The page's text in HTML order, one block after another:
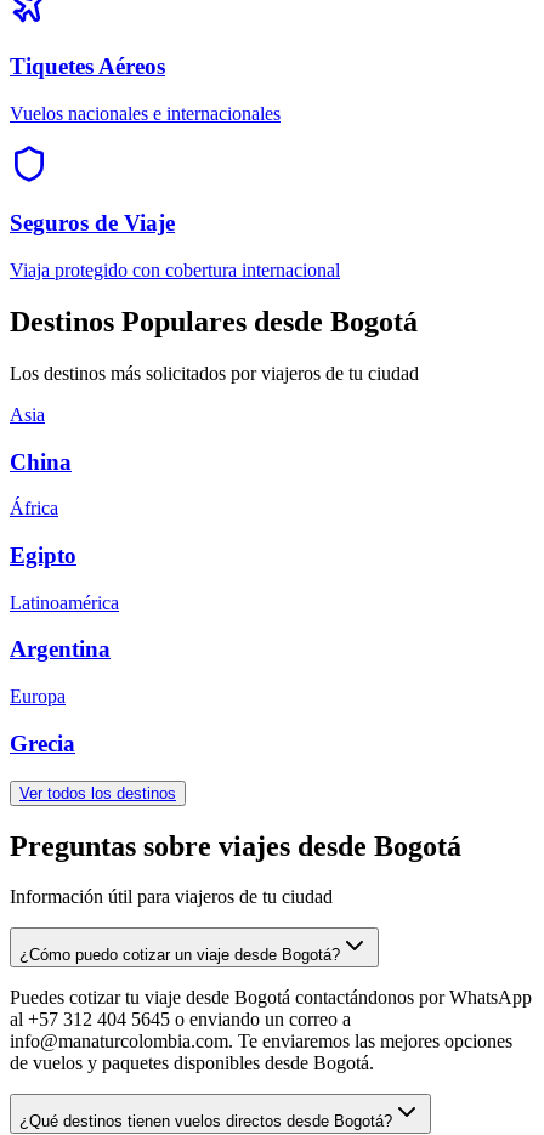
Tiquetes Aéreos
Vuelos nacionales e internacionales
Seguros de Viaje
Viaja protegido con cobertura internacional
Destinos Populares desde Bogotá
Los destinos más solicitados por viajeros de tu ciudad
Asia
China
África
Egipto
Latinoamérica
Argentina
Europa
Grecia
Ver todos los destinos
Preguntas sobre viajes desde Bogotá
Información útil para viajeros de tu ciudad
¿Cómo puedo cotizar un viaje desde Bogotá?
Puedes cotizar tu viaje desde Bogotá contactándonos por WhatsApp
al +57 312 404 5645 o enviando un correo a
info@manaturcolombia.com. Te enviaremos las mejores opciones
de vuelos y paquetes disponibles desde Bogotá.
¿Qué destinos tienen vuelos directos desde Bogotá?